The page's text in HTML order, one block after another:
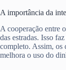
A importância da
A cooperação entre
das estradas. Isso
completo. Assim, os
melhora o uso do